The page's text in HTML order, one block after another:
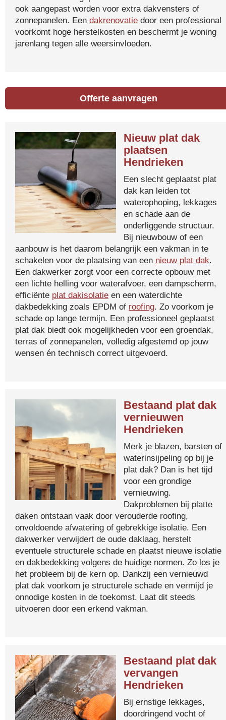
ook aangepast worden voor extra dakvensters of
zonnepanelen. Een dakrenovatie door een professional
voorkomt hoge herstelkosten en beschermt je woning
jarenlang tegen alle weersinvloeden.
Offerte aanvragen
Nieuw plat dak
plaatsen
Hendrieken
Een slecht geplaatst plat
dak kan leiden tot
waterophoping, lekkages
en schade aan de
onderliggende structuur.
Bij nieuwbouw of een
aanbouw is het daarom belangrijk een vakman in te
schakelen voor de plaatsing van een nieuw plat dak.
Een dakwerker zorgt voor een correcte opbouw met
een lichte helling voor waterafvoer, een dampscherm,
efficiënte plat dakisolatie en een waterdichte
dakbedekking zoals EPDM of roofing. Zo voorkom je
schade op lange termijn. Een professioneel geplaatst
plat dak biedt ook mogelijkheden voor een groendak,
terras of zonnepanelen, volledig afgestemd op jouw
wensen én technisch correct uitgevoerd.
Bestaand plat dak
vernieuwen
Hendrieken
Merk je blazen, barsten of
waterinsijpeling op bij je
plat dak? Dan is het tijd
voor een grondige
vernieuwing.
Dakproblemen bij platte
daken ontstaan vaak door verouderde roofing,
onvoldoende afwatering of gebrekkige isolatie. Een
dakwerker verwijdert de oude daklaag, herstelt
eventuele structurele schade en plaatst nieuwe isolatie
en dakbedekking volgens de huidige normen. Zo los je
het probleem bij de kern op. Dankzij een vernieuwd
plat dak voorkom je structurele schade en vermijd je
onnodige kosten in de toekomst. Laat dit steeds
uitvoeren door een erkend vakman.
Bestaand plat dak
vervangen
Hendrieken
Bij ernstige lekkages,
doordringend vocht of